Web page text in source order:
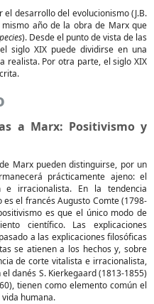
desarrollo del evolucionismo (J.B.
año de la obra de Marx que
). Desde el punto de vista de las
siglo XIX puede dividirse en una
realista. Por otra parte, el siglo XIX
a Marx: Positivismo y
Marx pueden distinguirse, por un
prácticamente ajeno: el
e irracionalista. En la tendencia
el francés Augusto Comte (1798-
es que el único modo de
científico. Las explicaciones
a las explicaciones filosóficas
se atienen a los hechos y, sobre
de corte vitalista e irracionalista,
danés S. Kierkegaard (1813-1855)
tienen como elemento común el
humana.